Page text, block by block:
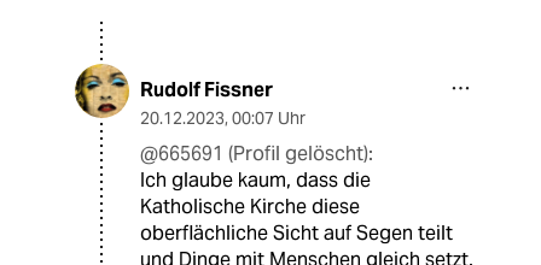
Rudolf Fissner
20.12.2023, 00:07 Uhr
@665691 (Profil gelöscht):
Ich glaube kaum, dass die
Katholische Kirche diese
oberflächliche Sicht auf Segen teilt
und Dinge mit Menschen gleich setzt.